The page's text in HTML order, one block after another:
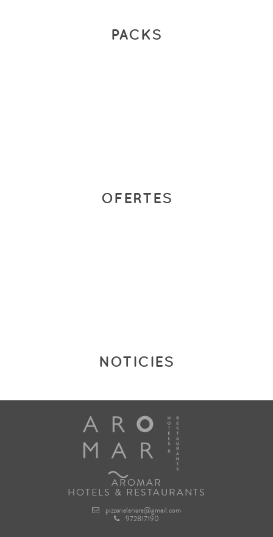
PACKS
OFERTES
NOTICIES
AROMAR
HOTELS & RESTAURANTS
pizzerialariera@gmail.com
972817190